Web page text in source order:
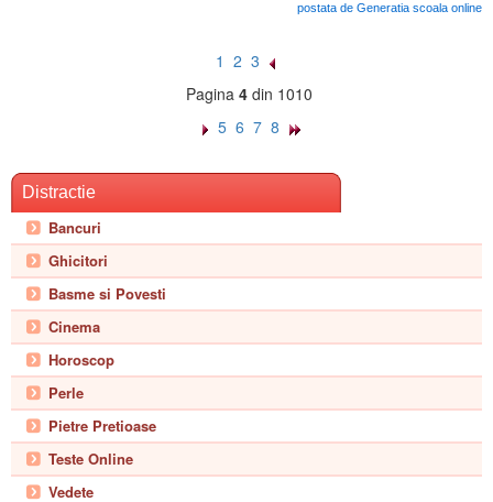
Distractie
Bancuri
Ghicitori
Basme si Povesti
Cinema
Horoscop
Perle
Pietre Pretioase
Teste Online
Vedete
postata de Generatia scoala online
1 2 3
Pagina 4din 1010
5 6 7 8